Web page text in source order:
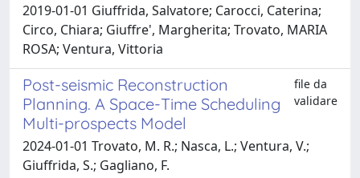
2019-01-01 Giuffrida, Salvatore; Carocci, Caterina;
Circo, Chiara; Giuffre', Margherita; Trovato, MARIA
ROSA; Ventura, Vittoria
Post-seismic Reconstruction
Planning. A Space-Time Scheduling
Multi-prospects Model
file da
validare
2024-01-01 Trovato, M. R.; Nasca, L.; Ventura, V.;
Giuffrida, S.; Gagliano, F.